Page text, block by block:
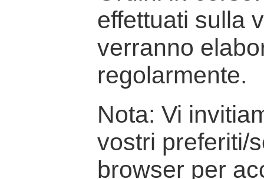
effettuati sulla
verranno
regolarmente.
Nota: Vi
vostri preferiti/
browser per